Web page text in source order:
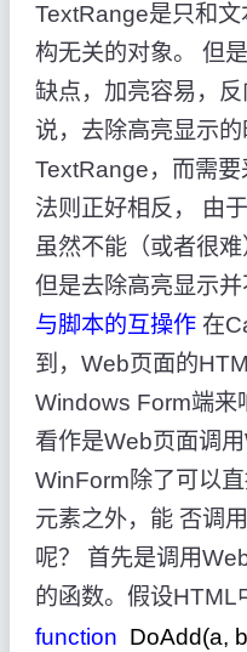
TextRange是只和
构无关的对象。 但
缺点，加亮容易，
说，去除高亮显示
TextRange，而需
法则正好相反， 由
虽然不能（或者很难
但是去除高亮显示并
与脚本的互操作在
到，Web页面的
Windows Form端来
看作是Web页面调
WinForm除了可以
元素之外，能 否调
呢？ 首先是调用
的函数。假设HTML
function DoAdd(a,